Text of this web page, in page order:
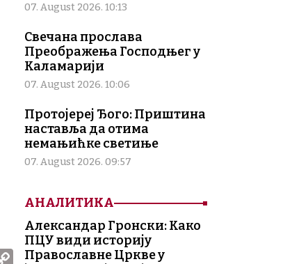
C
07. August 2026. 10:13
Свечана прослава
Преображења Господњег у
Каламарији
07. August 2026. 10:06
Протојереј Ђого: Приштина
наставља да отима
немањићке светиње
07. August 2026. 09:57
АНАЛИТИКА
Александар Гронски: Како
ПЦУ види историју
Православне Цркве у